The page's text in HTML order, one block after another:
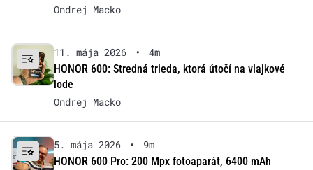
Ondrej Macko
11. mája 2026 •
4m
HONOR 600: Stredná trieda, ktorá útočí na vlajkové
lode
Ondrej Macko
5. mája 2026 •
9m
HONOR 600 Pro: 200 Mpx fotoaparát, 6400 mAh